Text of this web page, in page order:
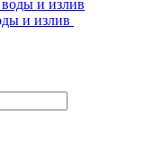
и излив